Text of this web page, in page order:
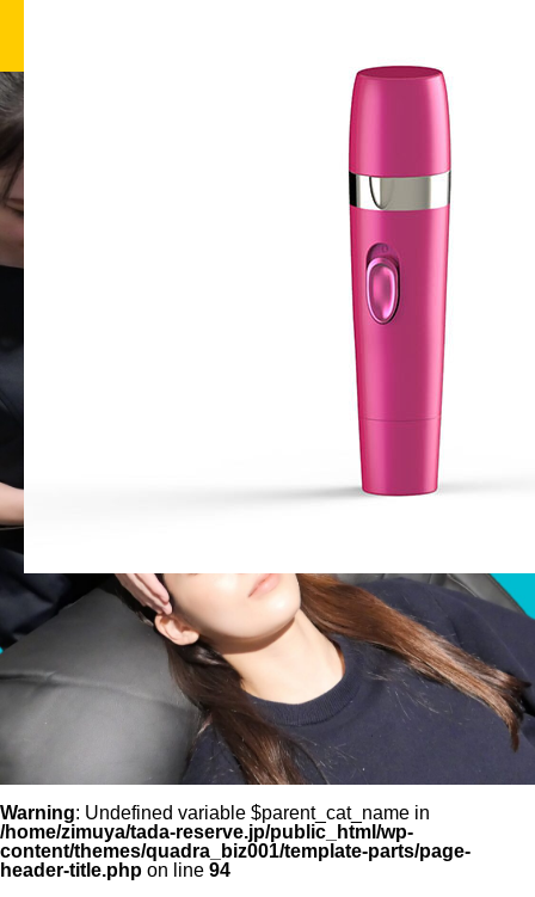
Warning: Undefined variable $parent_cat_name in
/home/zimuya/tada-reserve.jp/public_html/wp-
content/themes/quadra_biz001/template-parts/page-
header-title.php on line 94